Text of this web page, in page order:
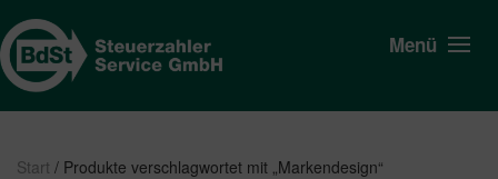
Menü
Start / Produkte verschlagwortet mit „Markendesign“